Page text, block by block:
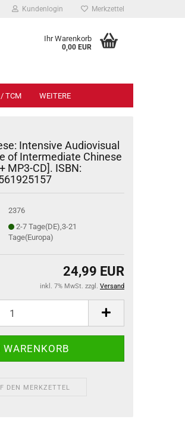
Kundenlogin Merkzettel
Ihr Warenkorb
0,00 EUR
TCM WEITERE
Intensive Audiovisual
of Intermediate Chinese
MP3-CD]. ISBN:
2376
2-7 Tage(DE),3-21
Tage(Europa)
24,99 EUR
inkl. 7% MwSt. zzgl. Versand
DEN MERKZETTEL